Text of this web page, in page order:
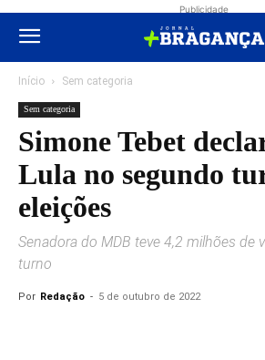
Publicidade
Início Sem categoria
Sem categoria
Simone Tebet
Lula no segundo
eleições
Senadora do MDB teve 4,2 milhões de
turno
Por Redação - 5 de outubro de 2022